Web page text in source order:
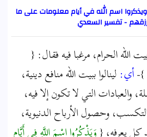
اسم الله في أيام معلومات على ما
- تفسير السعدي
الله الحرام، مرغبا فيه فقال: {
}-أي: لينالوا ببيت الله منافع دينية،
والعبادات التي لا تكون إلا فيه،
وحصول الأرباح الدنيوية،
يعرفه، {وَيَذْكُرُوا اسْمَ اللَّهِ فِي أَيَّامٍ